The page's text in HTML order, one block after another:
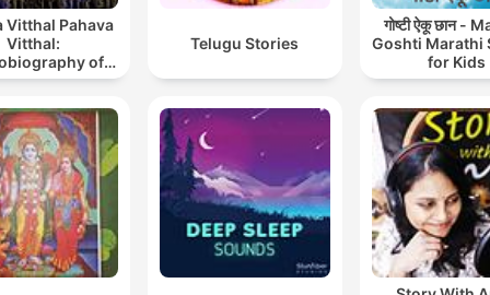
regelmäßigen Begleitung:
https://christianpeitz.de/
Pädagogischer Hinweis:
Hörspiele verzichten auf
typische Grausamkeiten
Volksmärchen. Kinder ab
5 Jahren können sie gut
– sofern sie sich auf
einlassen können. (c) TimpeTe
Vitthal Pahava
Vitthal:
of
Tukaram
Telugu Stories
गोष्टी ऐकू छान -
Goshti Marathi
for Kids